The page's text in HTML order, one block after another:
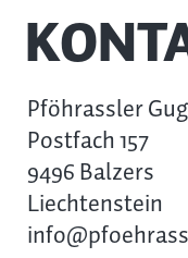
Pföhrassler
Postfach 157
9496 Balzers
Liechtenstein